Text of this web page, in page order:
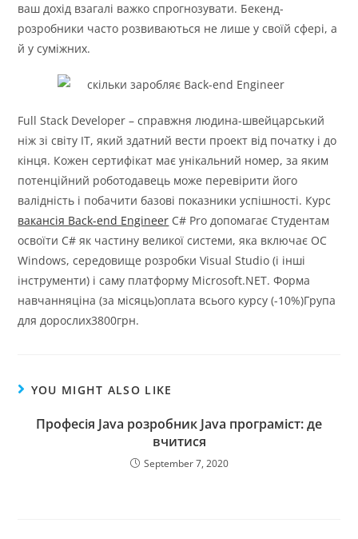
ваш дохід взагалі важко спрогнозувати. Бекенд-
розробники часто розвиваються не лише у своїй сфері, а
й у суміжних.
Full Stack Developer – справжня людина-швейцарський
ніж зі світу IT, який здатний вести проект від початку і до
кінця. Кожен сертифікат має унікальний номер, за яким
потенційний роботодавець може перевірити його
валідність і побачити базові показники успішності. Курс
вакансія Back-end Engineer C# Pro допомагає Студентам
освоїти C# як частину великої системи, яка включає ОС
Windows, середовище розробки Visual Studio (і інші
інструменти) і саму платформу Microsoft.NET. Форма
навчанняціна (за місяць)оплата всього курсу (-10%)Група
для дорослих3800грн.
YOU MIGHT ALSO LIKE
Професія Java розробник Java програміст: де
вчитися
September 7, 2020